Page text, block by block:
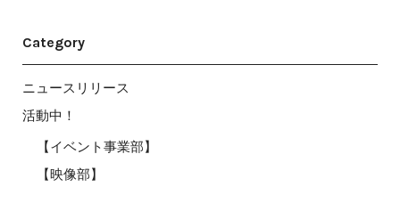
Category
ニュースリリース
活動中！
【イベント事業部】
【映像部】